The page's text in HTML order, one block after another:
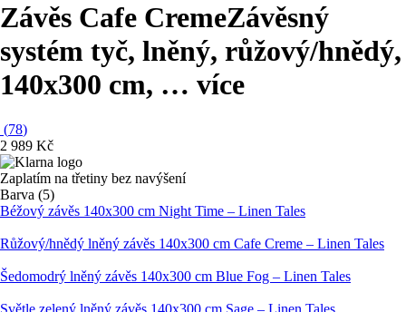
Závěs Cafe CremeZávěsný
systém tyč, lněný, růžový/hnědý,
140x300 cm, … více
(78)
2 989 Kč
Zaplatím na třetiny bez navýšení
Barva (5)
Béžový závěs 140x300 cm Night Time – Linen Tales
Růžový/hnědý lněný závěs 140x300 cm Cafe Creme – Linen Tales
Šedomodrý lněný závěs 140x300 cm Blue Fog – Linen Tales
Světle zelený lněný závěs 140x300 cm Sage – Linen Tales